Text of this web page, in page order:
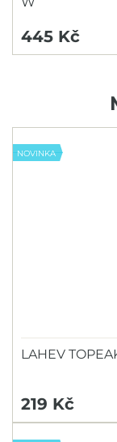
445 Kč
NOVINKA
LAHEV
219 Kč